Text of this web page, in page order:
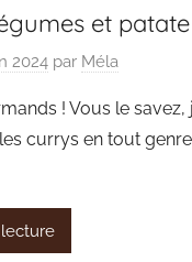
et
2024 par Méla
! Vous le savez,
currys en tout genre